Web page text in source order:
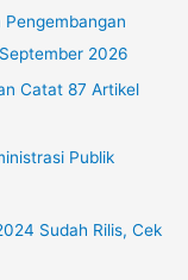
2026
Catat 87 Artikel
Publik
Sudah Rilis, Cek